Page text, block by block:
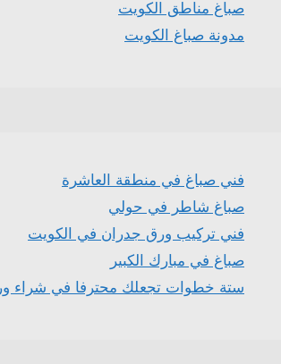
صباغ مناطق الكويت
مدونة صباغ الكويت
فني صباغ في منطقة العاشرة
صباغ شاطر في حولي
فني تركيب ورق جدران في الكويت
صباغ في مبارك الكبير
ستة خطوات تجعلك محترفا في شراء